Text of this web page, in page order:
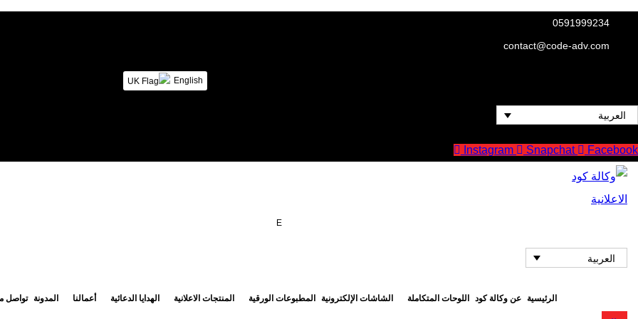
Skip
0591999234
contact@code-adv.com
English
العربية
Instagram Snapchat Facebook
E
العربية
الرئيسية عن وكالة كود اللوحات المتكاملة الشاشات الإلكترونية المطبوعات الورقية المنتجات الاعلانية الهدايا الدعائية أعمالنا المدونة تواصل